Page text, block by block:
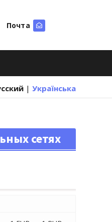
Почта
| Українська
сетях